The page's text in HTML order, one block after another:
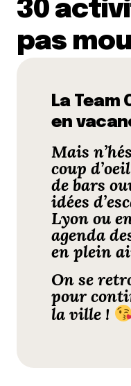
30
pas
La Team
en
Mais
coup
de bars
idées d’
Lyonou
agenda
en plein
On se
pour
la ville !